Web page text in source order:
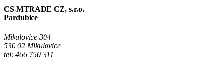
CS-MTRADE CZ, s.r.o.
Pardubice
Mikulovice 304
530 02 Mikulovice
tel: 466 750 311